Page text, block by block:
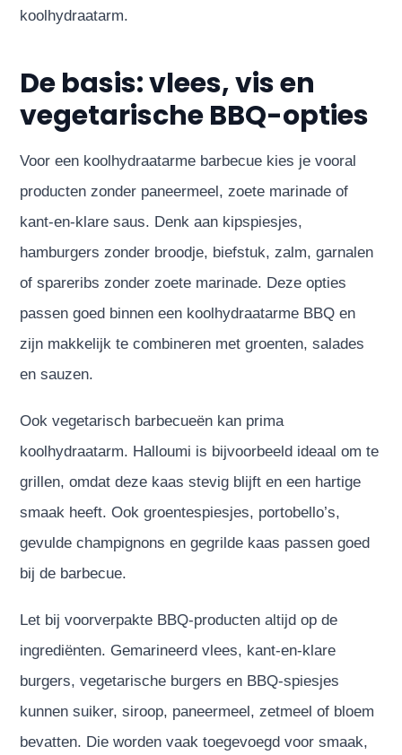
koolhydraatarm.
De basis: vlees, vis en
vegetarische BBQ-opties
Voor een koolhydraatarme barbecue kies je vooral
producten zonder paneermeel, zoete marinade of
kant-en-klare saus. Denk aan kipspiesjes,
hamburgers zonder broodje, biefstuk, zalm, garnalen
of spareribs zonder zoete marinade. Deze opties
passen goed binnen een koolhydraatarme BBQ en
zijn makkelijk te combineren met groenten, salades
en sauzen.
Ook vegetarisch barbecueën kan prima
koolhydraatarm. Halloumi is bijvoorbeeld ideaal om te
grillen, omdat deze kaas stevig blijft en een hartige
smaak heeft. Ook groentespiesjes, portobello’s,
gevulde champignons en gegrilde kaas passen goed
bij de barbecue.
Let bij voorverpakte BBQ-producten altijd op de
ingrediënten. Gemarineerd vlees, kant-en-klare
burgers, vegetarische burgers en BBQ-spiesjes
kunnen suiker, siroop, paneermeel, zetmeel of bloem
bevatten. Die worden vaak toegevoegd voor smaak,